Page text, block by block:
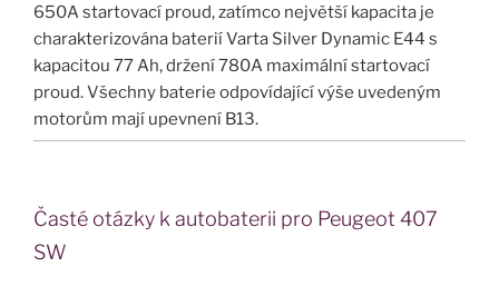
650A startovací proud, zatímco největší kapacita je
charakterizována baterií Varta Silver Dynamic E44 s
kapacitou 77 Ah, držení 780A maximální startovací
proud. Všechny baterie odpovídající výše uvedeným
motorům mají upevnení B13.
Časté otázky k autobaterii pro Peugeot 407
SW